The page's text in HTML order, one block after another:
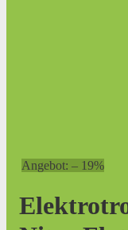
Angebot: – 19%